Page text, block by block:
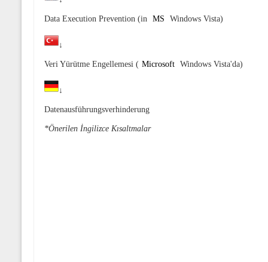
Data Execution Prevention (in MS Windows Vista)
↓
Veri Yürütme Engellemesi ( Microsoft Windows Vista'da)
↓
Datenausführungsverhinderung
*Önerilen İngilizce Kısaltmalar